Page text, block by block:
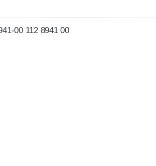
00 112 8941 00